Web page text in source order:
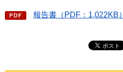
報告書（PDF：1,022KB）